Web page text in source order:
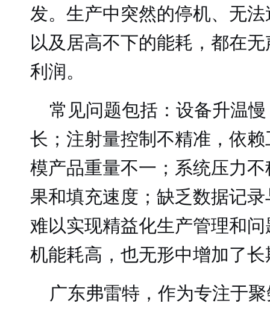
发。生产中突然的停机、无
以及居高不下的能耗，都在
利润。
常见问题包括：设备升温
长；注射量控制不精准，依
模产品重量不一；系统压力
果和填充速度；缺乏数据记
难以实现精益化生产管理和
机能耗高，也无形中增加了
广东弗雷特，作为专注于